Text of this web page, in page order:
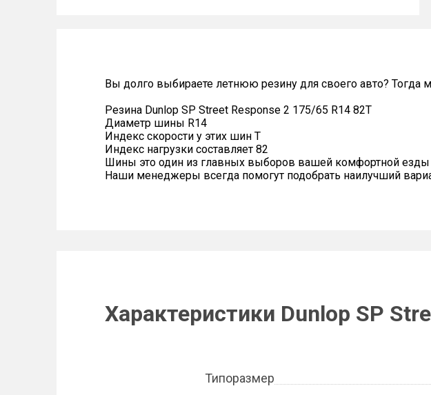
Вы долго выбираете летнюю резину для своего авто?
Резина Dunlop SP Street Response 2 175/65 R14 82T
Диаметр шины R14
Индекс скорости у этих шин T
Индекс нагрузки составляет 82
Шины это один из главных выборов вашей комфортной езды
Наши менеджеры всегда помогут подобрать наилучший
Характеристики Dunlop SP
Типоразмер